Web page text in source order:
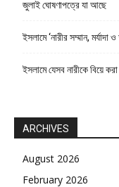
জুলাই ঘোষণাপত্রে যা আছে
ইসলামে ‘নারীর সম্মান, মর্যাদা
ইসলামে যেসব নারীকে বিয়ে করা
ARCHIVES
August 2026
February 2026